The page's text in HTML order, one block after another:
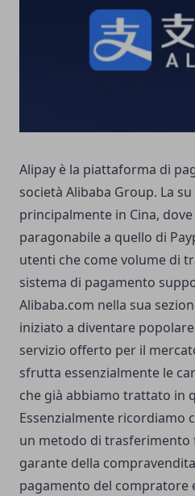
Alipay è la piattaforma di
società Alibaba Group. La
principalmente in Cina,
paragonabile a quello di
utenti che come volume di
sistema di pagamento
Alibaba.com nella sua
iniziato a diventare
servizio offerto per il
sfrutta essenzialmente le
che già abbiamo trattato in
Essenzialmente ricordiamo
un metodo di trasferimento
garante della
pagamento del compratore